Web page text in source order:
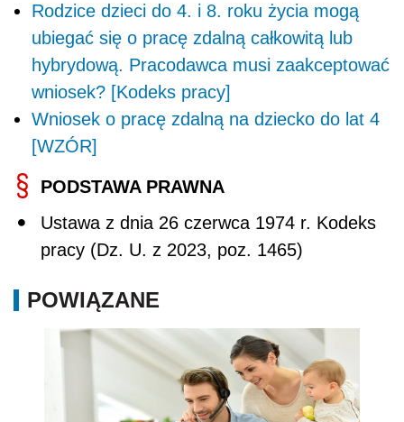
Rodzice dzieci do 4. i 8. roku życia mogą
ubiegać się o pracę zdalną całkowitą lub
hybrydową. Pracodawca musi zaakceptować
wniosek? [Kodeks pracy]
Wniosek o pracę zdalną na dziecko do lat 4
[WZÓR]
PODSTAWA PRAWNA
Ustawa z dnia 26 czerwca 1974 r. Kodeks
pracy (Dz. U. z 2023, poz. 1465)
POWIĄZANE